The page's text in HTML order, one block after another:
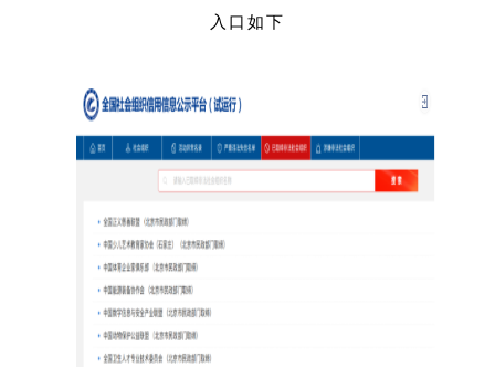
入口如下